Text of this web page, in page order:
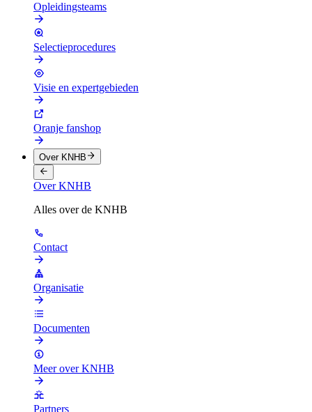
Opleidingsteams
Selectieprocedures
Visie en expertgebieden
Oranje fanshop
Over KNHB
Over KNHB
Alles over de KNHB
Contact
Organisatie
Documenten
Meer over KNHB
Partners